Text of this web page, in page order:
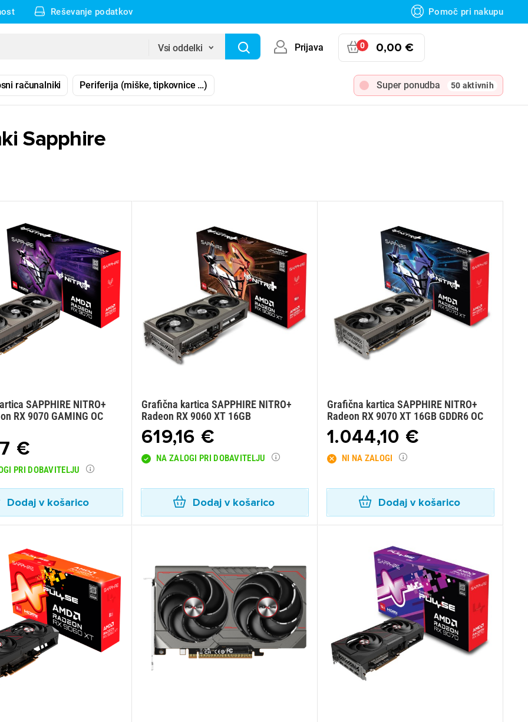
Reševanje podatkov Pomoč pri nakupu
Vsi oddelki Prijava 0 0,00 €
računalniki Periferija (miške, tipkovnice …) Super ponudba 50 aktivnih
Sapphire
SAPPHIRE NITRO+
RX 9070 GAMING OC
€
PRI DOBAVITELJU
Dodaj v košarico
Grafična kartica SAPPHIRE NITRO+
Radeon RX 9060 XT 16GB
619,16 €
NA ZALOGI PRI DOBAVITELJU
Dodaj v košarico
Grafična kartica SAPPHIRE NITRO+
Radeon RX 9070 XT 16GB GDDR6 OC
1.044,10 €
NI NA ZALOGI
Dodaj v košarico